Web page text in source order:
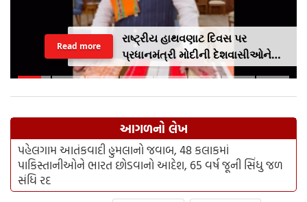
રાષ્ટ્રીય હાથવણાટ દિવસ પર
પ્રધાનમંત્રી મોદીની દેશવાસીઓને
અપીલૢ સ્થાનિક કપડાં પહેરો,
Read more
આગળનો લેખ
પહેલગામ આતંકવાદી હુમલાનો જવાબ, 48 કલાકમાં
પાકિસ્તાનીઓને ભારત છોડવાનો આદેશ, 65 વર્ષ જૂની સિંધુ જળ
સંધિ રદ